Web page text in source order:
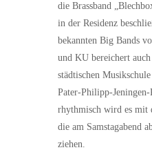
die Brassband
in der Residenz
bekannten Big Bands
und KU bereichert
städtischen
Pater-Philipp-
rhythmisch wird es mit
die am Samstagabend
ziehen.